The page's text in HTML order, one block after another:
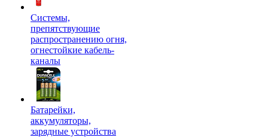
Системы,
препятствующие
распространению огня,
огнестойкие кабель-
каналы
Батарейки,
аккумуляторы,
зарядные устройства